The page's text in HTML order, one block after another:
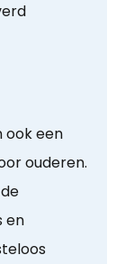
ook een
ouderen.
en